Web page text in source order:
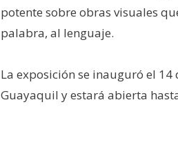
potente sobre obras visuales
palabra, al lenguaje.
La exposición se inauguró el
Guayaquil y estará abierta